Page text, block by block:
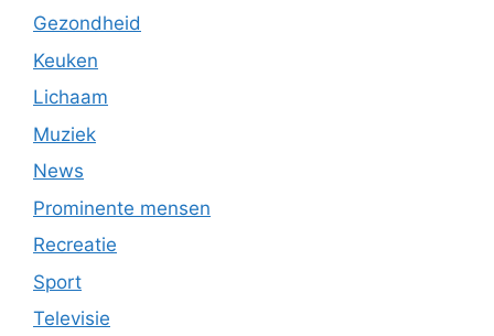
Gezondheid
Keuken
Lichaam
Muziek
News
Prominente mensen
Recreatie
Sport
Televisie